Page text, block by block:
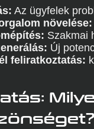
Az ügyfelek
növelése:
Szakmai
Új
feliratkoztatás: